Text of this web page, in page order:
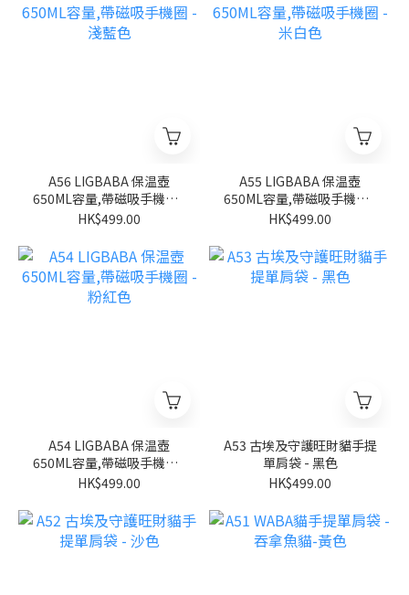
A56 LIGBABA 保温壺
650ML容量,帶磁吸手機圈 -
淺藍色
HK$499.00
A55 LIGBABA 保温壺
650ML容量,帶磁吸手機圈 -
米白色
HK$499.00
A54 LIGBABA 保温壺
650ML容量,帶磁吸手機圈 -
粉紅色
HK$499.00
A53 古埃及守護旺財貓手提
單肩袋 - 黑色
HK$499.00